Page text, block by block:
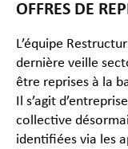
OFFRES DE
L’équipe
dernière veille
être reprises à la
Il s’agit
collective
identifiées via les